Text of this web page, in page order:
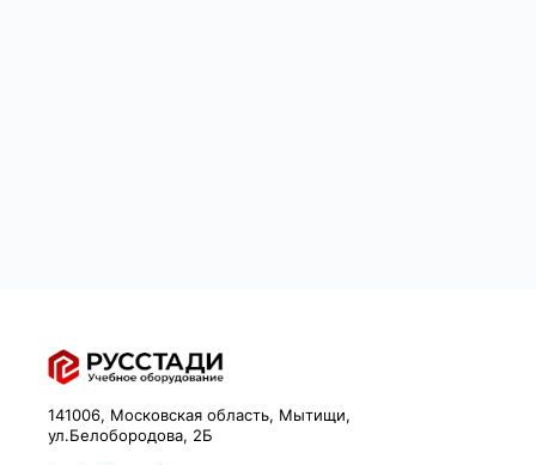
141006, Московская область, Мытищи,
ул.Белобородова, 2Б